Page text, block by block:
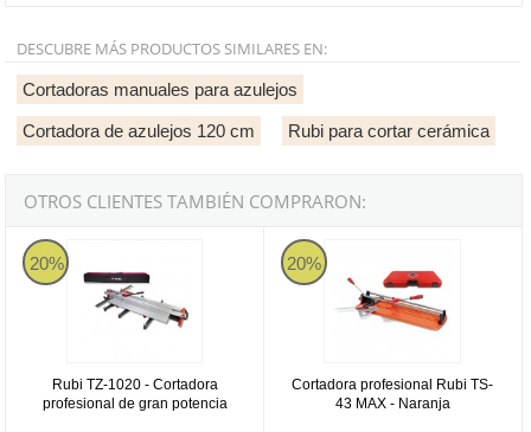
DESCUBRE MÁS PRODUCTOS SIMILARES EN:
Cortadoras manuales para azulejos
Cortadora de azulejos 120 cm Rubi para cortar cerámica
OTROS CLIENTES TAMBIÉN COMPRARON:
20%
Rubi TZ-1020 - Cortadora
profesional de gran potencia
Rubi TZ 1020
20%
Cortadora profesional Rubi TS-
43 MAX - Naranja
Cortadora profesional Rubi TS-